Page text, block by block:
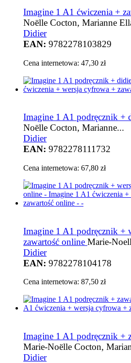
Imagine 1 A1 ćwiczenia +
Noëlle Cocton, Marianne
Didier
EAN: 9782278103829
Cena internetowa: 47,30 zł
Imagine 1 A1 podręcznik +
Noëlle Cocton, Marianne...
Didier
EAN: 9782278111732
Cena internetowa: 67,80 zł
Imagine 1 A1 podręcznik +
zawartość online Marie-
Didier
EAN: 9782278104178
Cena internetowa: 87,50 zł
Imagine 1 A1 podręcznik +
Marie-Noëlle Cocton,
Didier